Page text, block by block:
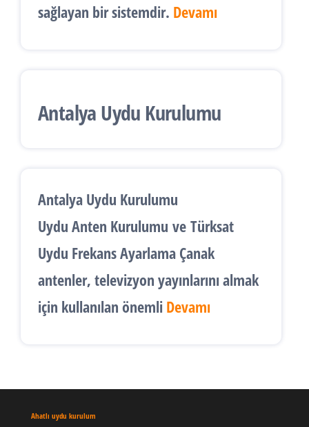
sağlayan bir sistemdir. Devamı
Antalya Uydu Kurulumu
Antalya Uydu Kurulumu
Uydu Anten Kurulumu ve Türksat
Uydu Frekans Ayarlama Çanak
antenler, televizyon yayınlarını almak
için kullanılan önemli Devamı
Ahatlı uydu kurulum